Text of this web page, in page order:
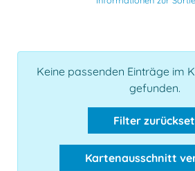
Keine passenden Einträge im
gefunden.
Filter
Kartenausschnitt